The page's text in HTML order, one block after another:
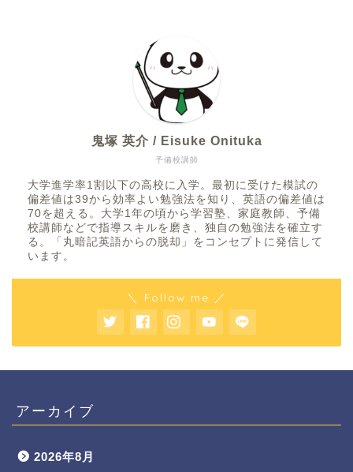
予備校講師
鬼塚 英介 / Eisuke Onituka
大学進学率1割以下の高校に入学。最初に受けた模試の
偏差値は39から効率よい勉強法を知り、英語の偏差値は
70を超える。大学1年の頃から学習塾、家庭教師、予備
校講師などで指導スキルを磨き、独自の勉強法を確立す
る。「丸暗記英語からの脱却」をコンセプトに発信して
います。
＼ Follow me ／
アーカイブ
2026年8月